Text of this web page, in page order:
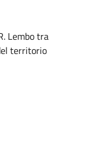
Lembo tra
territorio